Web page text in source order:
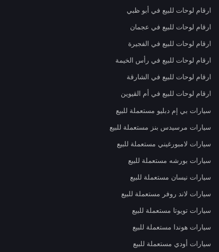
ارقام لوحات للبيع في أبو ظبي
ارقام لوحات للبيع في عجمان
ارقام لوحات للبيع في الفجيرة
ارقام لوحات للبيع في رأس الخيمة
ارقام لوحات للبيع في الشارقة
ارقام لوحات للبيع في أم القيوين
سيارات بي إم دبليو مستعملة للبيع
سيارات مرسيدس بنز مستعملة للبيع
سيارات لامبورغيني مستعملة للبيع
سيارات بورشه مستعملة للبيع
سيارات نيسان مستعملة للبيع
سيارات لاند روفر مستعملة للبيع
سيارات تويوتا مستعملة للبيع
سيارات هوندا مستعملة للبيع
سيارات أودي مستعملة للبيع